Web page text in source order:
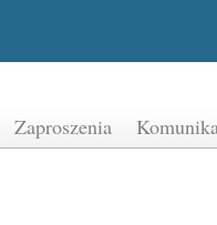
Zaproszenia